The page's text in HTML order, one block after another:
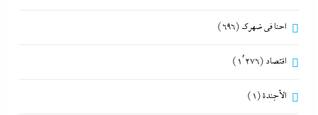
احنا في ضهرك (696)
اقتصاد (1٬276)
الأجندة(1)